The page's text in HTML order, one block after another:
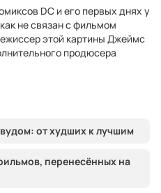
DC и его первых днях у
не связан с фильмом
этой картины Джеймс
продюсера
от худших к лучшим
перенесённых на